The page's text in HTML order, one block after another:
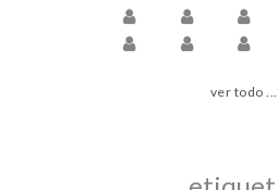
ver todo ...